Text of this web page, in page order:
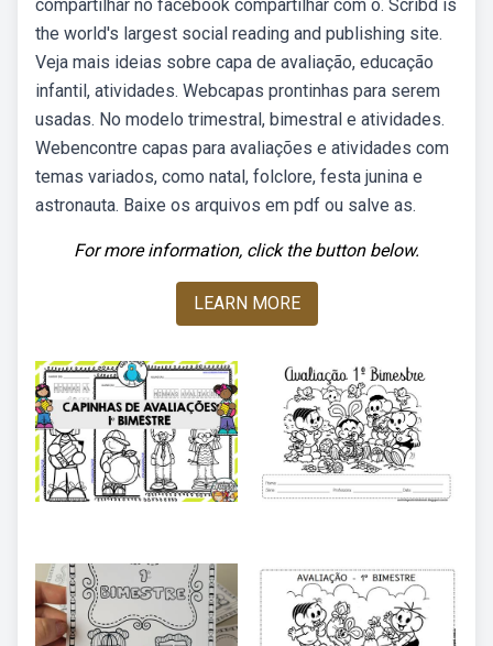
compartilhar no facebook compartilhar com o. Scribd is
the world's largest social reading and publishing site.
Veja mais ideias sobre capa de avaliação, educação
infantil, atividades. Webcapas prontinhas para serem
usadas. No modelo trimestral, bimestral e atividades.
Webencontre capas para avaliações e atividades com
temas variados, como natal, folclore, festa junina e
astronauta. Baixe os arquivos em pdf ou salve as.
For more information, click the button below.
LEARN MORE